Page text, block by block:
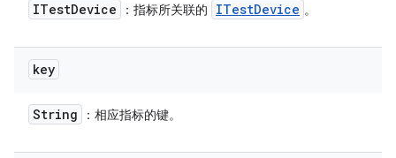
ITestDevice ：指标所关联的 ITestDevice 。
key
String ：相应指标的键。